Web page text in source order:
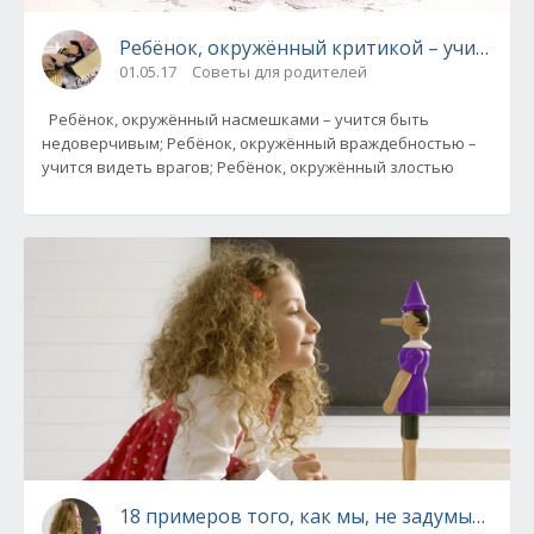
Ребёнок, окружённый критикой – учится
01.05.17 Советы для родителей
Ребёнок, окружённый насмешками – учится быть
недоверчивым; Ребёнок, окружённый враждебностью –
учится видеть врагов; Ребёнок, окружённый злостью
18 примеров того, как мы, не